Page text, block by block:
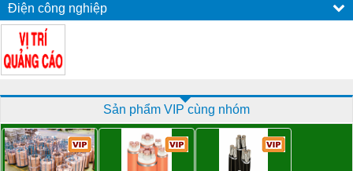
Điện công nghiệp
Sản phẩm VIP cùng nhóm